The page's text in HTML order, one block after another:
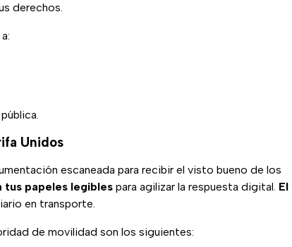
derechos.
Unidos
escaneada para recibir el visto bueno de los
tus papeles legibles para agilizar la respuesta digital.
en transporte.
de movilidad son los siguientes: